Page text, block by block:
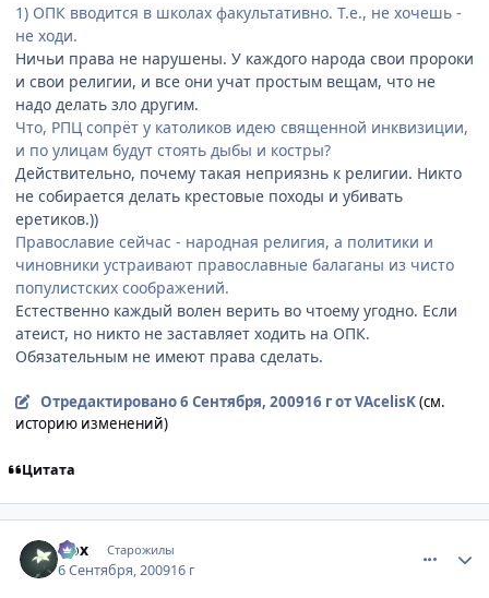
1) ОПК вводится в школах факультативно. Т.е., не хочешь -
не ходи.
Ничьи права не нарушены. У каждого народа свои пророки
и свои религии, и все они учат простым вещам, что не
надо делать зло другим.
Что, РПЦ сопрёт у католиков идею священной инквизиции,
и по улицам будут стоять дыбы и костры?
Действительно, почему такая неприязнь к религии. Никто
не собирается делать крестовые походы и убивать
еретиков.))
Православие сейчас - народная религия, а политики и
чиновники устраивают православные балаганы из чисто
популистских соображений.
Естественно каждый волен верить во чтоему угодно. Если
атеист, но никто не заставляет ходить на ОПК.
Обязательным не имеют права сделать.
Отредактировано6 Сентября, 200916 гот VAcelisK(см.
историю изменений)
Цитата
Nox Старожилы
6 Сентября, 200916 г